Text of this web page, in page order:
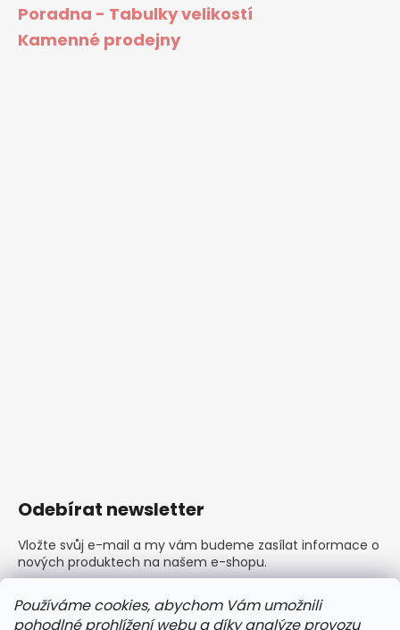
Používáme cookies, abychom Vám umožnili
pohodlné prohlížení webu a díky analýze provozu
Poradna - Tabulky velikostí
Kamenné prodejny
Odebírat newsletter
Vložte svůj e-mail a my vám budeme zasílat informace o
nových produktech na našem e-shopu.